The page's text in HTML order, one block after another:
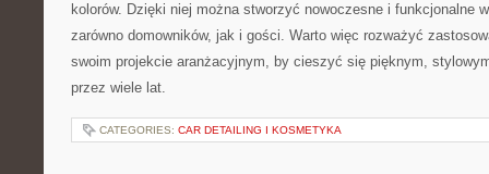
kolorów. Dzięki niej można stworzyć nowoczesne i funkcjonalne
zarówno‍ domowników, jak⁢ i gości. Warto więc rozważyć
swoim projekcie‍ aranżacyjnym, by cieszyć​ się ⁣pięknym,
przez wiele ⁤lat.
CATEGORIES: CAR DETAILING I KOSMETYKA